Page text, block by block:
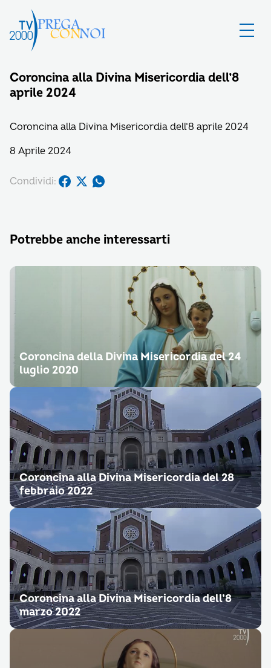
Coroncina alla Divina Misericordia dell’8
aprile 2024
Coroncina alla Divina Misericordia dell’8 aprile 2024
8 Aprile 2024
Condividi:
Potrebbe anche interessarti
Coroncina della Divina Misericordia del 24
luglio 2020
Coroncina alla Divina Misericordia del 28
febbraio 2022
Coroncina alla Divina Misericordia dell’8
marzo 2022